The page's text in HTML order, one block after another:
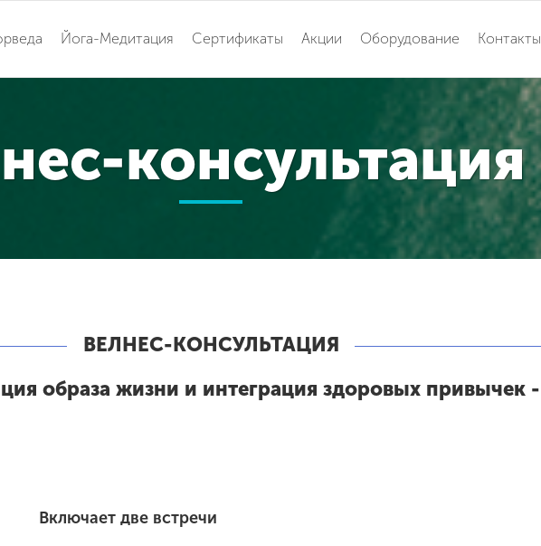
Йога-Медитация Сертификаты Акции Оборудование Контакты
консультация
ВЕЛНЕС-КОНСУЛЬТАЦИЯ
образа жизни и интеграция здоровых привычек -
Включает две встречи